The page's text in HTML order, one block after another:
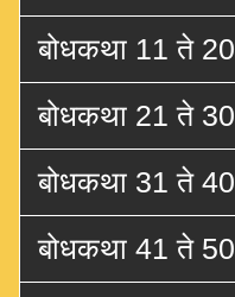
बोधकथा 11 ते 20
बोधकथा 21 ते 30
बोधकथा 31 ते 40
बोधकथा 41 ते 50